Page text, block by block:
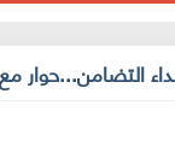
التضامن...حوار